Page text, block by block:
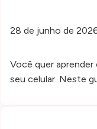
28 de junho de
Você quer
seu celular. Neste